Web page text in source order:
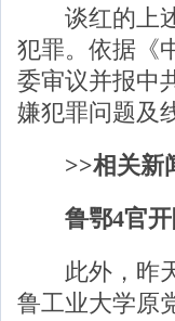
谈红的上述
犯罪。依据《
委审议并报中
嫌犯罪问题及
>>相关新
鲁鄂4官开
此外，昨天
鲁工业大学原